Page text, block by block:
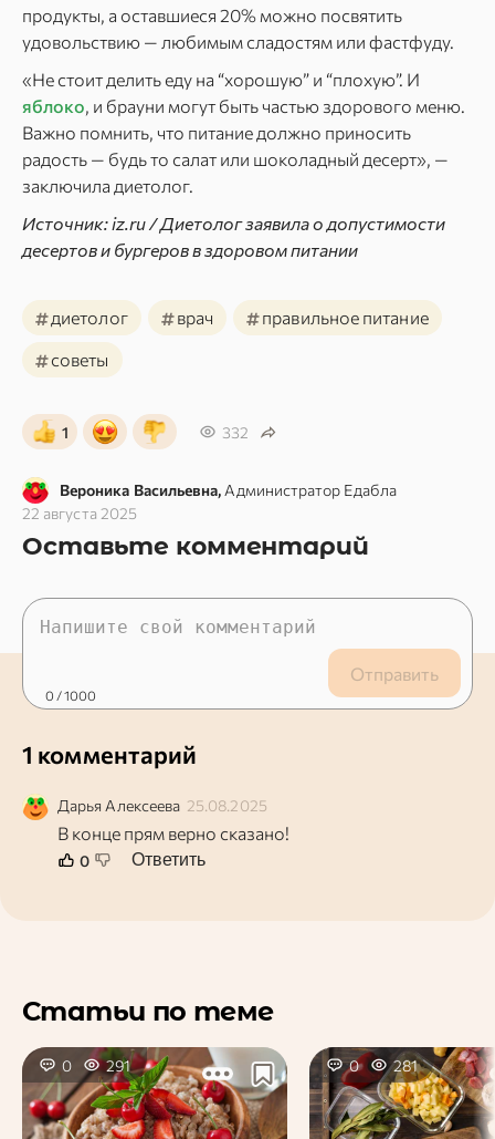
продукты, а оставшиеся 20% можно посвятить
удовольствию — любимым сладостям или фастфуду.
«Не стоит делить еду на “хорошую” и “плохую”. И
яблоко, и брауни могут быть частью здорового меню.
Важно помнить, что питание должно приносить
радость — будь то салат или шоколадный десерт», —
заключила диетолог.
Источник: iz.ru / Диетолог заявила о допустимости
десертов и бургеров в здоровом питании
#диетолог #врач #правильное питание
#советы
1 332
Вероника Васильевна, Администратор Едабла
22 августа 2025
Оставьте комментарий
Отправить
0 / 1000
1 комментарий
Дарья Алексеева 25.08.2025
В конце прям верно сказано!
0 Ответить
Статьи по теме
0 291 0 281